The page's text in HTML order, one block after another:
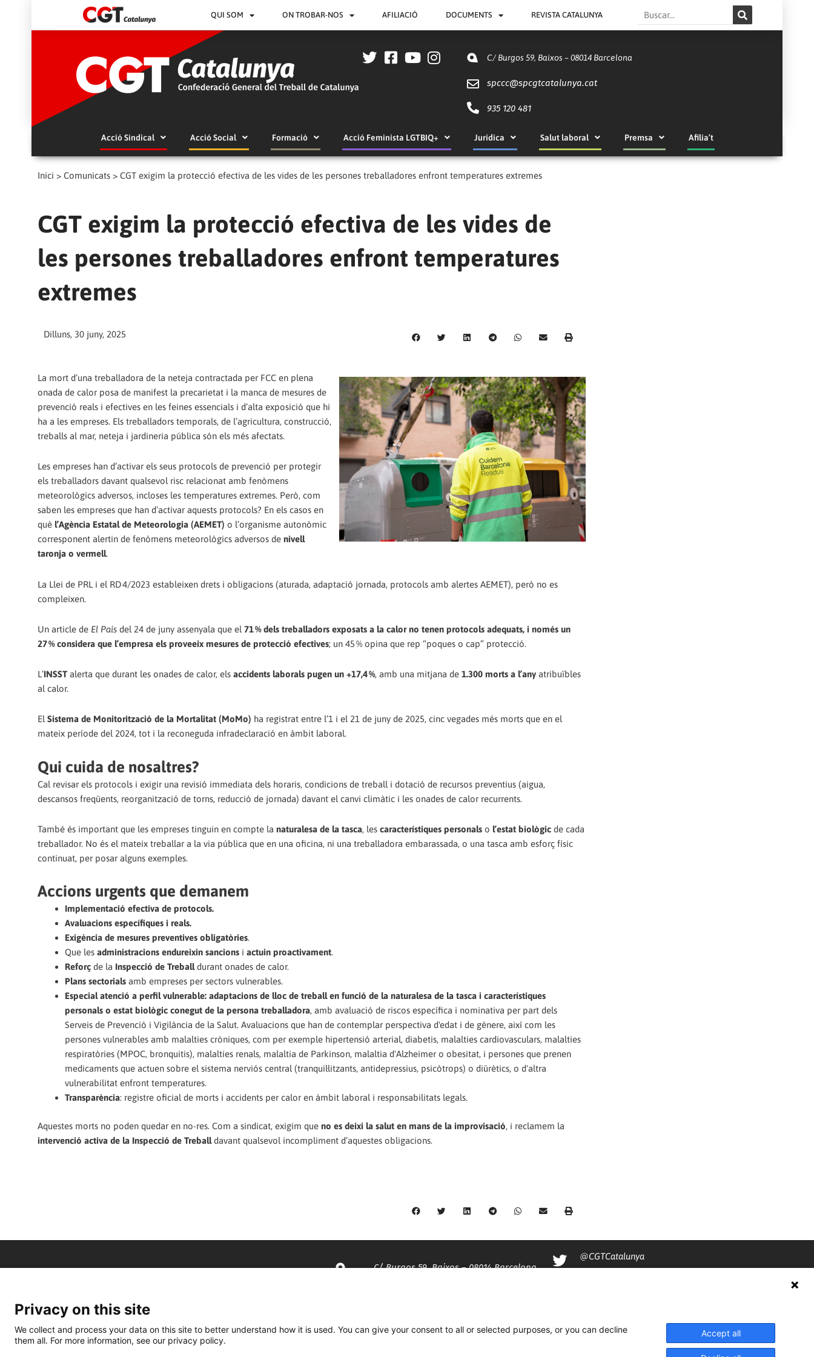
QUI SOM ON TROBAR-NOS AFILIACIÓ DOCUMENTS REVISTA CATALUNYA Search
C/ Burgos 59, Baixos – 08014 Barcelona
spccc@spcgtcatalunya.cat
935 120 481
Acció Sindical Acció Social Formació Acció Feminista LGTBIQ+ Jurídica Salut laboral Premsa Afilia’t
Inici > Comunicats > CGT exigim la protecció efectiva de les vides de les persones treballadores enfront temperatures extremes
CGT exigim la protecció efectiva de les vides de
les persones treballadores enfront temperatures
extremes
Dilluns, 30 juny, 2025
La mort d’una treballadora de la neteja contractada per FCC en plena
onada de calor posa de manifest la precarietat i la manca de mesures de
prevenció reals i efectives en les feines essencials i d’alta exposició que hi
ha a les empreses. Els treballadors temporals, de l’agricultura, construcció,
treballs al mar, neteja i jardineria pública són els més afectats.
Les empreses han d’activar els seus protocols de prevenció per protegir
els treballadors davant qualsevol risc relacionat amb fenòmens
meteorològics adversos, incloses les temperatures extremes. Però, com
saben les empreses que han d’activar aquests protocols? En els casos en
què l’Agència Estatal de Meteorologia (AEMET) o l’organisme autonòmic
corresponent alertin de fenòmens meteorològics adversos de nivell
taronja o vermell.
La Llei de PRL i el RD 4/2023 estableixen drets i obligacions (aturada, adaptació jornada, protocols amb alertes AEMET), però no es
compleixen.
Un article de El País del 24 de juny assenyala que el 71 % dels treballadors exposats a la calor no tenen protocols adequats, i només un
27 % considera que l’empresa els proveeix mesures de protecció efectives; un 45 % opina que rep “poques o cap” protecció.
L’INSST alerta que durant les onades de calor, els accidents laborals pugen un +17,4 %, amb una mitjana de 1.300 morts a l’any atribuïbles
al calor.
El Sistema de Monitorització de la Mortalitat (MoMo) ha registrat entre l’1 i el 21 de juny de 2025, cinc vegades més morts que en el
mateix període del 2024, tot i la reconeguda infradeclaració en àmbit laboral.
Qui cuida de nosaltres?
Cal revisar els protocols i exigir una revisió immediata dels horaris, condicions de treball i dotació de recursos preventius (aigua,
descansos freqüents, reorganització de torns, reducció de jornada) davant el canvi climàtic i les onades de calor recurrents.
També és important que les empreses tinguin en compte la naturalesa de la tasca, les característiques personals o l’estat biològic de cada
treballador. No és el mateix treballar a la via pública que en una oficina, ni una treballadora embarassada, o una tasca amb esforç físic
continuat, per posar alguns exemples.
Accions urgents que demanem
Implementació efectiva de protocols.
Avaluacions específiques i reals.
Exigència de mesures preventives obligatòries.
Que les administracions endureixin sancions i actuin proactivament.
Reforç de la Inspecció de Treballdurant onades de calor.
Plans sectorials amb empreses per sectors vulnerables.
Especial atenció a perfil vulnerable: adaptacions de lloc de treball en funció de la naturalesa de la tasca i característiques
personals o estat biològic conegut de la persona treballadora, amb avaluació de riscos específica i nominativa per part dels
Serveis de Prevenció i Vigilància de la Salut. Avaluacions que han de contemplar perspectiva d'edat i de gènere, així com les
persones vulnerables amb malalties cròniques, com per exemple hipertensió arterial, diabetis, malalties cardiovasculars, malalties
respiratòries (MPOC, bronquitis), malalties renals, malaltia de Parkinson, malaltia d'Alzheimer o obesitat, i persones que prenen
medicaments que actuen sobre el sistema nerviós central (tranquil·litzants, antidepressius, psicòtrops) o diürètics, o d'altra
vulnerabilitat enfront temperatures.
Transparència: registre oficial de morts i accidents per calor en àmbit laboral i responsabilitats legals.
Aquestes morts no poden quedar en no-res. Com a sindicat, exigim que no es deixi la salut en mans de la improvisació, i reclamem la
intervenció activa de la Inspecció de Treballdavant qualsevol incompliment d’aquestes obligacions.
C/ Burgos 59, Baixos – 08014 Barcelona
@CGTCatalunya
cgtcatalunya
Privacy on this site
We collect and process your data on this site to better understand how it is used. You can give your consent to all or selected purposes, or you can decline
them all. For more information, see our privacy policy.
Accept all